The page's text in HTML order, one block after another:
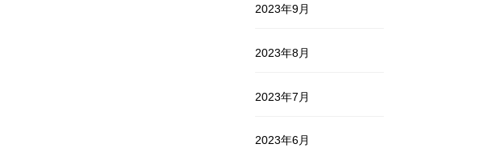
2023年9月
2023年8月
2023年7月
2023年6月